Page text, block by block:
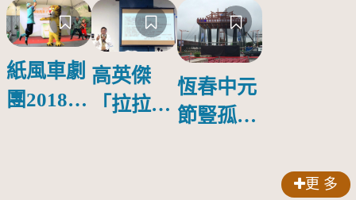
紙風車劇
團2018公
高英傑
「拉拉庫
恆春中元
節豎孤棚
更 多